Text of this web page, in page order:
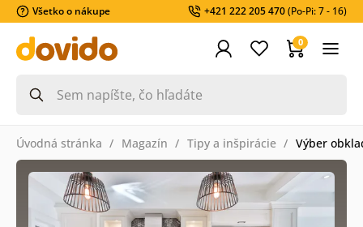
Všetko o nákupe +421 222 205 470(Po-Pi: 7 - 16)
0
Úvodná stránka Magazín Tipy a inšpirácie Výber